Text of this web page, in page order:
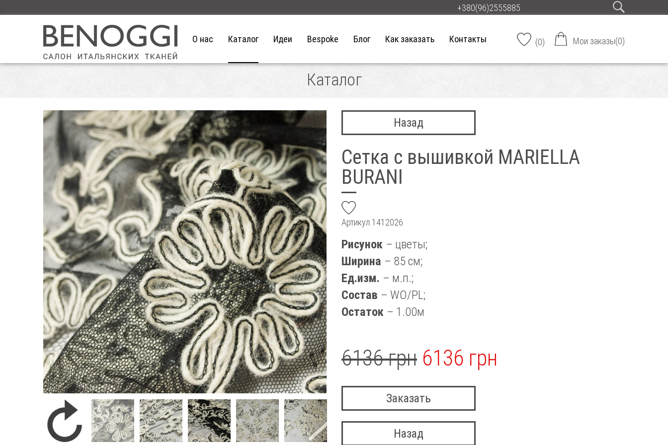
+380(96)2555885
О нас Каталог Идеи Bespoke Блог Как заказать Контакты (0) Мои заказы(0)
Каталог
Назад
Сетка с вышивкой MARIELLA
BURANI
Артикул 1412026
Рисунок – цветы;
Ширина – 85 см;
Ед.изм. – м.п.;
Состав – WO/PL;
Остаток – 1.00м
6136 грн 6136 грн
Заказать
Назад